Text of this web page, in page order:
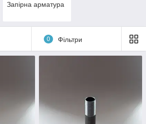
Запірна арматура
0 Фільтри